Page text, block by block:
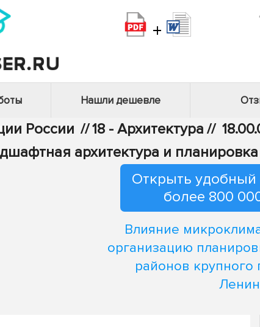
+
Нашли дешевле
России //18 - Архитектура //
архитектура и
Открыть удобный
более 800
Влияние
организацию
районов крупного